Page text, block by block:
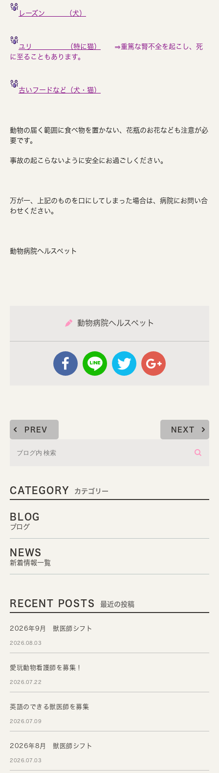
レーズン （犬）
ユリ （特に猫）
⇒重篤な腎不全を起こし、死
に至ることもあります。
古いフードなど（犬・猫）
動物の届く範囲に食べ物を置かない、花瓶のお花なども注意が必
要です。
事故の起こらないように安全にお過ごしください。
万が一、上記のものを口にしてしまった場合は、病院にお問い合
わせください。
動物病院ヘルスペット
動物病院ヘルスペット
PREV NEXT
CATEGORY カテゴリー
BLOG
ブログ
NEWS
新着情報一覧
RECENT POSTS 最近の投稿
2026年9月 獣医師シフト
2026.08.03
愛玩動物看護師を募集！
2026.07.22
英語のできる獣医師を募集
2026.07.09
2026年8月 獣医師シフト
2026.07.03